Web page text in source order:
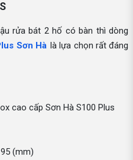
rửa bát 2 hố có bàn thì dòng
Sơn Hà là lựa chọn rất đáng
cao cấp Sơn Hà S100 Plus
(mm)